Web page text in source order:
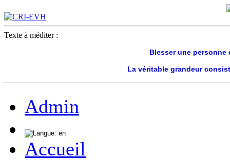
Texte à méditer :
Blesser une personne
La véritable grandeur
Admin
Accueil